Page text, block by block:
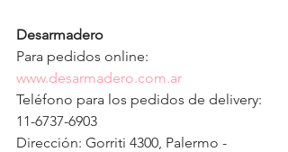
Desarmadero
Para pedidos online:
www.desarmadero.com.ar
Teléfono para los pedidos de delivery:
11-6737-6903
Dirección: Gorriti 4300, Palermo -